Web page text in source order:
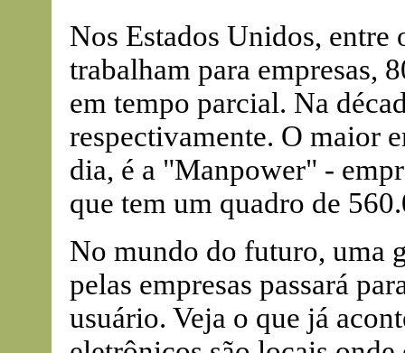
Nos Estados Unidos, entre
trabalham para empresas,
em tempo parcial. Na
respectivamente. O maior
dia, é a "Manpower" -
que tem um quadro de
No mundo do futuro, uma
pelas empresas passará
usuário. Veja o que já